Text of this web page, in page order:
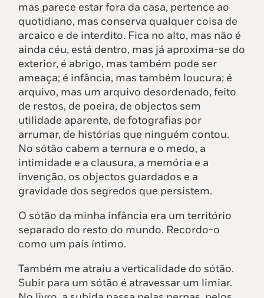
mas parece estar fora da casa, pertence ao
quotidiano, mas conserva qualquer coisa de
arcaico e de interdito. Fica no alto, mas não é
ainda céu, está dentro, mas já aproxima-se do
exterior, é abrigo, mas também pode ser
ameaça; é infância, mas também loucura; é
arquivo, mas um arquivo desordenado, feito
de restos, de poeira, de objectos sem
utilidade aparente, de fotografias por
arrumar, de histórias que ninguém contou.
No sótão cabem a ternura e o medo, a
intimidade e a clausura, a memória e a
invenção, os objectos guardados e a
gravidade dos segredos que persistem.
O sótão da minha infância era um território
separado do resto do mundo. Recordo-o
como um país íntimo.
Também me atraiu a verticalidade do sótão.
Subir para um sótão é atravessar um limiar.